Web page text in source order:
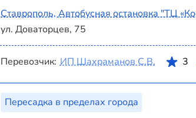
Ставрополь, Автобусная остановка "ТЦ
ул. Доваторцев, 75
Перевозчик: ИП Шахраманов С.В. 3
Пересадка в пределах города